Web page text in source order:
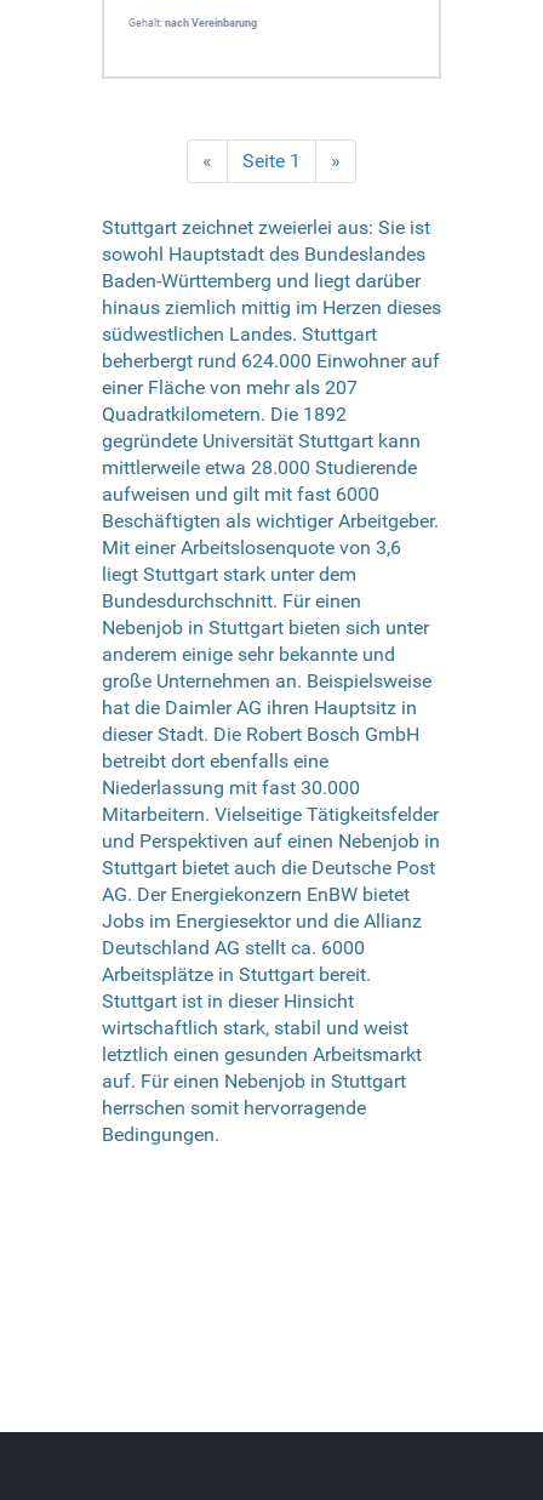
Gehalt: nach Vereinbarung
« Seite 1 »
Stuttgart zeichnet zweierlei aus: Sie ist
sowohl Hauptstadt des Bundeslandes
Baden-Württemberg und liegt darüber
hinaus ziemlich mittig im Herzen dieses
südwestlichen Landes. Stuttgart
beherbergt rund 624.000 Einwohner auf
einer Fläche von mehr als 207
Quadratkilometern. Die 1892
gegründete Universität Stuttgart kann
mittlerweile etwa 28.000 Studierende
aufweisen und gilt mit fast 6000
Beschäftigten als wichtiger Arbeitgeber.
Mit einer Arbeitslosenquote von 3,6
liegt Stuttgart stark unter dem
Bundesdurchschnitt. Für einen
Nebenjob in Stuttgart bieten sich unter
anderem einige sehr bekannte und
große Unternehmen an. Beispielsweise
hat die Daimler AG ihren Hauptsitz in
dieser Stadt. Die Robert Bosch GmbH
betreibt dort ebenfalls eine
Niederlassung mit fast 30.000
Mitarbeitern. Vielseitige Tätigkeitsfelder
und Perspektiven auf einen Nebenjob in
Stuttgart bietet auch die Deutsche Post
AG. Der Energiekonzern EnBW bietet
Jobs im Energiesektor und die Allianz
Deutschland AG stellt ca. 6000
Arbeitsplätze in Stuttgart bereit.
Stuttgart ist in dieser Hinsicht
wirtschaftlich stark, stabil und weist
letztlich einen gesunden Arbeitsmarkt
auf. Für einen Nebenjob in Stuttgart
herrschen somit hervorragende
Bedingungen.